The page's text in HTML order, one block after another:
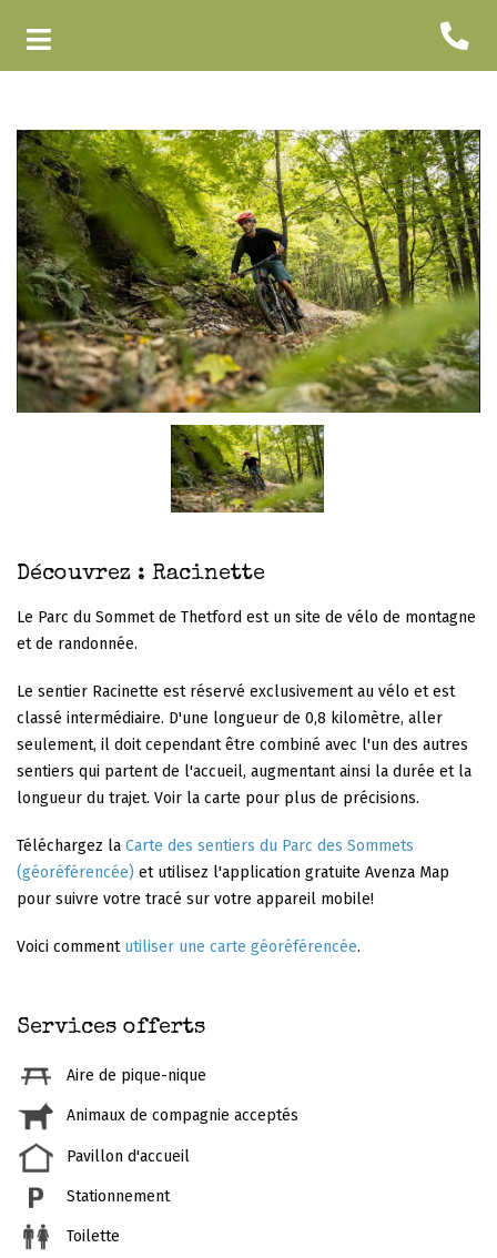
Découvrez : Racinette
Le Parc du Sommet de Thetford est un site de vélo de montagne
et de randonnée.
Le sentier Racinette est réservé exclusivement au vélo et est
classé intermédiaire. D'une longueur de 0,8 kilomètre, aller
seulement, il doit cependant être combiné avec l'un des autres
sentiers qui partent de l'accueil, augmentant ainsi la durée et la
longueur du trajet. Voir la carte pour plus de précisions.
Téléchargez la Carte des sentiers du Parc des Sommets
(géoréférencée) et utilisez l'application gratuite Avenza Map
pour suivre votre tracé sur votre appareil mobile!
Voici comment utiliser une carte géoréférencée.
Services offerts
Aire de pique-nique
Animaux de compagnie acceptés
Pavillon d'accueil
Stationnement
Toilette